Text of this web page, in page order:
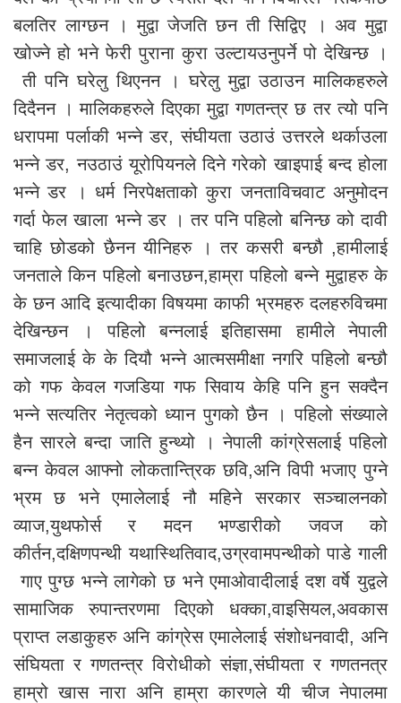
बलतिर लाग्छन । मुद्वा जेजति छन ती सिद्विए । अव मुद्वा
खोज्ने हो भने फेरी पुराना कुरा उल्टायउनुपर्ने पो देखिन्छ ।
ती पनि घरेलु थिएनन । घरेलु मुद्वा उठाउन मालिकहरुले
दिदैनन । मालिकहरुले दिएका मुद्वा गणतन्त्र छ तर त्यो पनि
धरापमा पर्लाकी भन्ने डर, संघीयता उठाउं उत्तरले थर्काउला
भन्ने डर, नउठाउं यूरोपियनले दिने गरेको खाइपाई बन्द होला
भन्ने डर । धर्म निरपेक्षताको कुरा जनताविचवाट अनुमोदन
गर्दा फेल खाला भन्ने डर । तर पनि पहिलो बनिन्छ को दावी
चाहि छोडको छैनन यीनिहरु । तर कसरी बन्छौ ,हामीलाई
जनताले किन पहिलो बनाउछन,हाम्रा पहिलो बन्ने मुद्वाहरु के
के छन आदि इत्यादीका विषयमा काफी भ्रमहरु दलहरुविचमा
देखिन्छन । पहिलो बन्नलाई इतिहासमा हामीले नेपाली
समाजलाई के के दियौ भन्ने आत्मसमीक्षा नगरि पहिलो बन्छौ
को गफ केवल गजडिया गफ सिवाय केहि पनि हुन सक्दैन
भन्ने सत्यतिर नेतृत्वको ध्यान पुगको छैन । पहिलो संख्याले
हैन सारले बन्दा जाति हुन्थ्यो । नेपाली कांग्रेसलाई पहिलो
बन्न केवल आफ्नो लोकतान्त्रिक छवि,अनि विपी भजाए पुग्ने
भ्रम छ भने एमालेलाई नौ महिने सरकार सञ्चालनको
व्याज,युथफोर्स र मदन भण्डारीको जवज को
कीर्तन,दक्षिणपन्थी यथास्थितिवाद,उग्रवामपन्थीको पाडे गाली
गाए पुग्छ भन्ने लागेको छ भने एमाओवादीलाई दश वर्षे युद्वले
सामाजिक रुपान्तरणमा दिएको धक्का,वाइसियल,अवकास
प्राप्त लडाकुहरु अनि कांग्रेस एमालेलाई संशोधनवादी, अनि
संघियता र गणतन्त्र विरोधीको संज्ञा,संघीयता र गणतनत्र
हाम्रो खास नारा अनि हाम्रा कारणले यी चीज नेपालमा